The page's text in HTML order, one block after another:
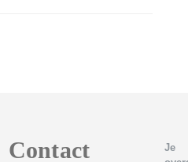
Contact
Je